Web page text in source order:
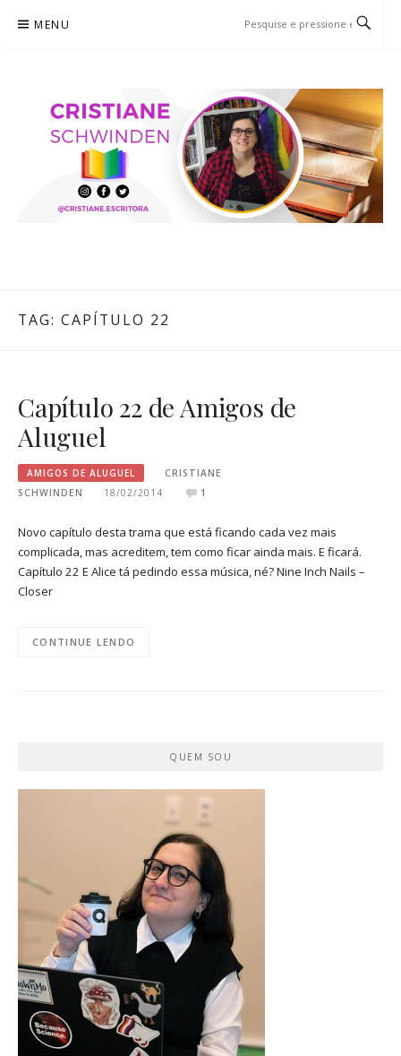
para
MENU
TAG: CAPÍTULO 22
Capítulo 22 de Amigos de
Aluguel
AMIGOS DE ALUGUEL
CRISTIANE
SCHWINDEN
18/02/2014 1
Novo capítulo desta trama que está ficando cada vez mais
complicada, mas acreditem, tem como ficar ainda mais. E ficará.
Capítulo 22 E Alice tá pedindo essa música, né? Nine Inch Nails –
Closer
CONTINUE LENDO
QUEM SOU